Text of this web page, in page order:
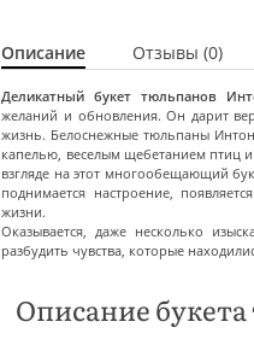
Описание Отзывы (0)
Деликатный букет тюльпанов
желаний и обновления. Он дарит
жизнь. Белоснежные тюльпаны
капелью, веселым щебетанием птиц
взгляде на этот многообещающий
поднимается настроение,
жизни.
Оказывается, даже несколько
разбудить чувства, которые
Описание